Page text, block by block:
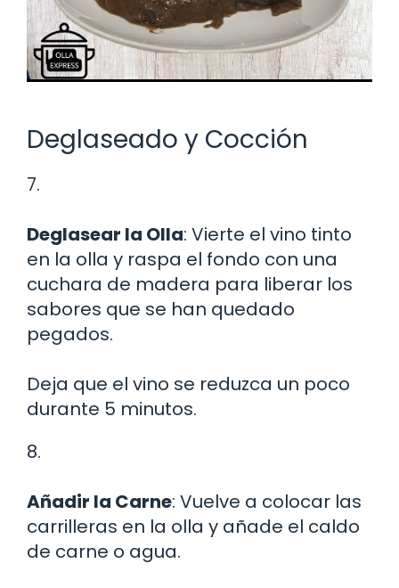
Deglaseado y Cocción
7.
Deglasear la Olla: Vierte el vino tinto
en la olla y raspa el fondo con una
cuchara de madera para liberar los
sabores que se han quedado
pegados.
Deja que el vino se reduzca un poco
durante 5 minutos.
8.
Añadir la Carne: Vuelve a colocar las
carrilleras en la olla y añade el caldo
de carne o agua.